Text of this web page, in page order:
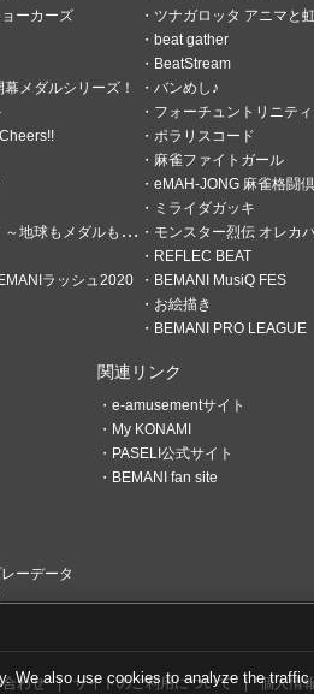
ーカーズ
ツナガロッタ アニマと
beat gather
BeatStream
メダルシリーズ！
バンめし♪
フォーチュントリニティ ジュ
ポラリスコード
麻雀ファイトガール
eMAH-JONG 麻雀格闘倶楽部
ミライダガッキ
メダルもまわってる！～
モンスター烈伝 オレカ
REFLEC BEAT
ラッシュ2020
BEMANI MusiQ FES
お絵描き
BEMANI PRO LEAGUE
ーデータ
関連リンク
e-amusementサイト
My KONAMI
PASELI公式サイト
BEMANI fan site
わせ サイトのご利用について 個人情
We also use cookies to analyze the